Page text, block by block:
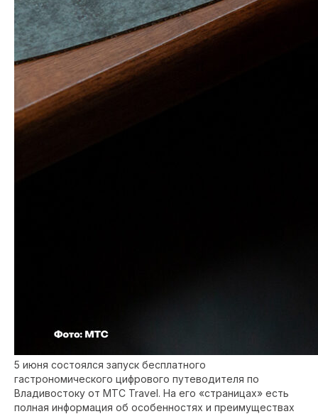
5 июня состоялся запуск бесплатного
гастрономического цифрового путеводителя по
Владивостоку от МТС Travel. На его «страницах» есть
полная информация об особенностях и преимуществах